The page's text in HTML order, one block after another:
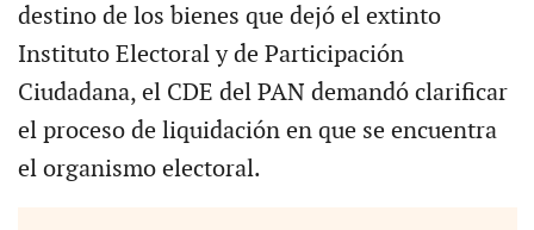
destino de los bienes que dejó el extinto
Instituto Electoral y de Participación
Ciudadana, el CDE del PAN demandó clarificar
el proceso de liquidación en que se encuentra
el organismo electoral.